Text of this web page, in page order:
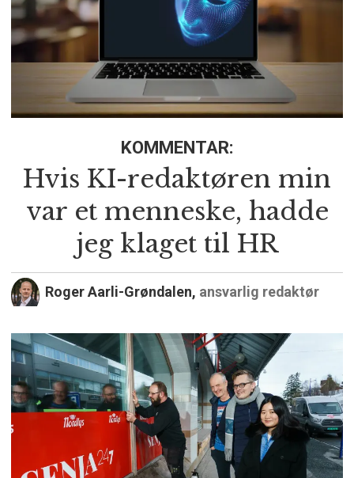
KOMMENTAR:
Hvis KI-redaktøren min
var et menneske, hadde
jeg klaget til HR
Roger Aarli-Grøndalen, ansvarlig redaktør